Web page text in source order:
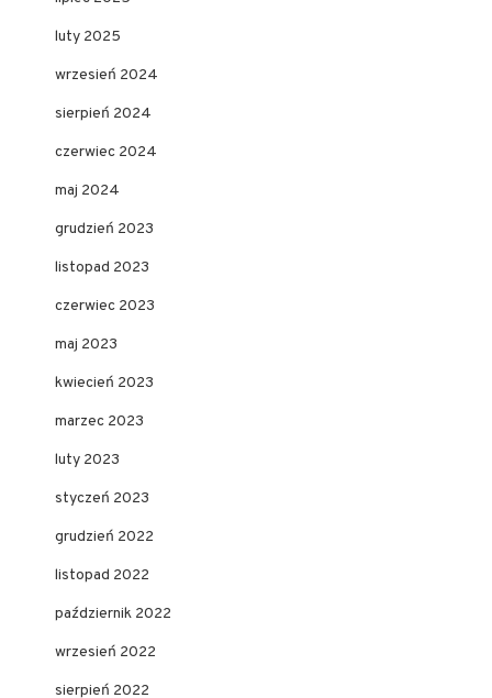
luty 2025
wrzesień 2024
sierpień 2024
czerwiec 2024
maj 2024
grudzień 2023
listopad 2023
czerwiec 2023
maj 2023
kwiecień 2023
marzec 2023
luty 2023
styczeń 2023
grudzień 2022
listopad 2022
październik 2022
wrzesień 2022
sierpień 2022